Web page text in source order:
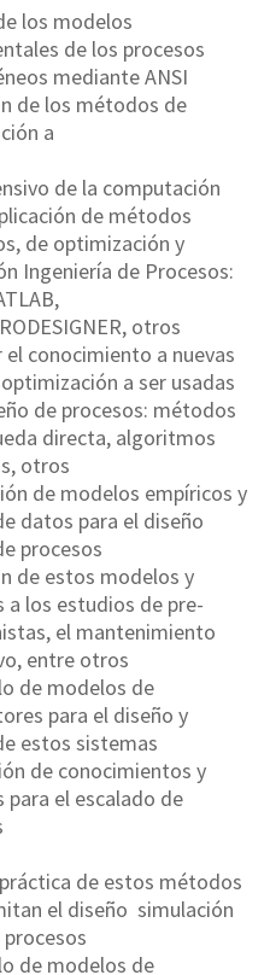
los modelos
de los procesos
mediante ANSI
de los métodos de
a
de la computación
de métodos
de optimización y
Ingeniería de Procesos:
otros
el conocimiento a nuevas
a ser usadas
de procesos: métodos
directa, algoritmos
otros
de modelos empíricos y
datos para el diseño
procesos
de estos modelos y
a los estudios de pre-
el mantenimiento
entre otros
de modelos de
para el diseño y
estos sistemas
de conocimientos y
el escalado de
de estos métodos
el diseño simulación
de modelos de